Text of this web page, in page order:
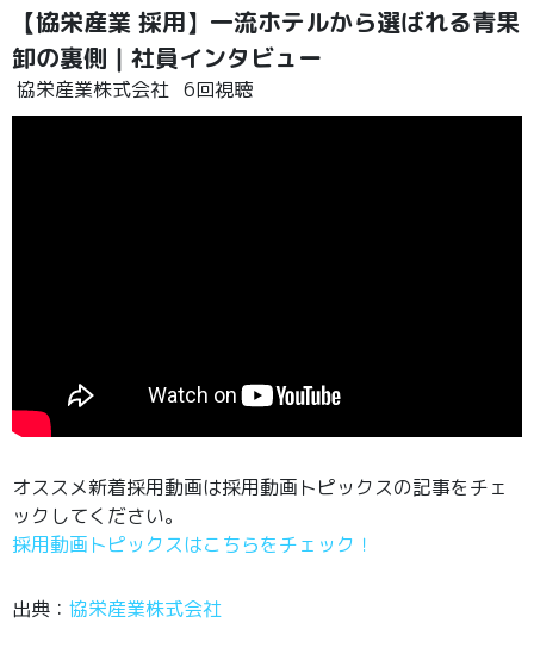
【協栄産業 採用】一流ホテルから選ばれる青果
卸の裏側｜社員インタビュー
協栄産業株式会社 6回視聴
オススメ新着採用動画は採用動画トピックスの記事をチェ
ックしてください。
採用動画トピックスはこちらをチェック！
出典： 協栄産業株式会社